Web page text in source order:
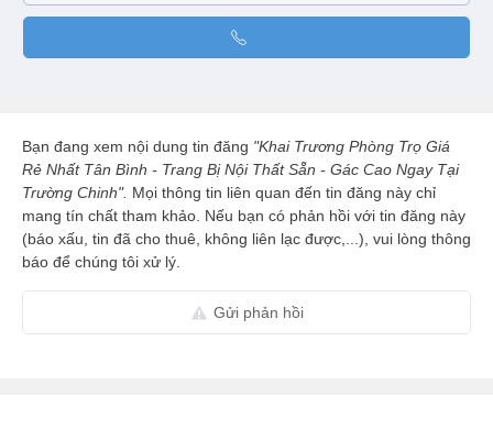
Bạn đang xem nội dung tin đăng "Khai Trương Phòng Trọ Giá
Rẻ Nhất Tân Bình - Trang Bị Nội Thất Sẵn - Gác Cao Ngay Tại
Trường Chinh". Mọi thông tin liên quan đến tin đăng này chỉ
mang tín chất tham khảo. Nếu bạn có phản hồi với tin đăng này
(báo xấu, tin đã cho thuê, không liên lạc được,...), vui lòng thông
báo để chúng tôi xử lý.
Gửi phản hồi